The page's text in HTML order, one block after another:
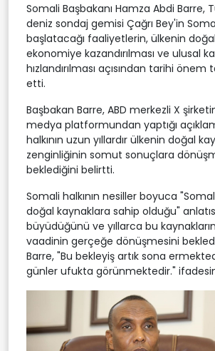
Somali Başbakanı Hamza Abdi Barre,
deniz sondaj gemisi Çağrı Bey'in
başlatacağı faaliyetlerin, ülkenin doğal
ekonomiye kazandırılması ve ulusal
hızlandırılması açısından tarihi önem
etti.
Başbakan Barre, ABD merkezli X
medya platformundan yaptığı
halkının uzun yıllardır ülkenin doğal
zenginliğinin somut sonuçlara
beklediğini belirtti.
Somali halkının nesiller boyuca
doğal kaynaklara sahip olduğu"
büyüdüğünü ve yıllarca bu kaynakların
vaadinin gerçeğe dönüşmesini
Barre, "Bu bekleyiş artık sona
günler ufukta görünmektedir."